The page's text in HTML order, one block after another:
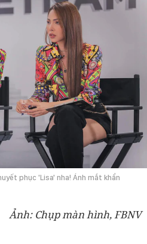
phục 'Lisa' nha! Ánh mắt khẩn
Ảnh: Chụp màn hình, FBNV